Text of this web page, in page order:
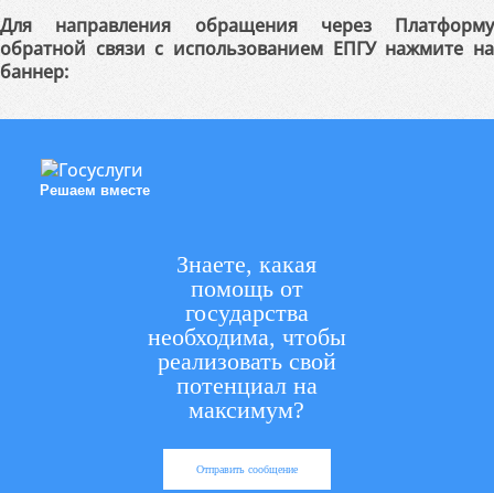
Для направления обращения через Платформу
обратной связи с использованием ЕПГУ нажмите на
баннер:
Решаем вместе
Знаете, какая
помощь от
государства
необходима, чтобы
реализовать свой
потенциал на
максимум?
Отправить сообщение